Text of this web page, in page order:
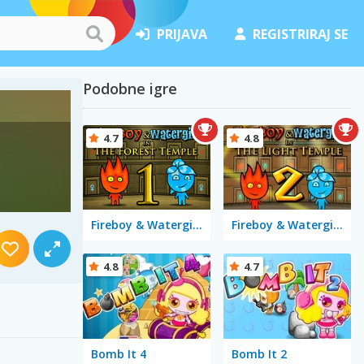
PRIJAVA REGISTRIRAJ SE
Podobne igre
Fireboy & Watergirl in The Forest Temple
4.7
Fireboy & Watergirl 2 in The Light Temple
4.8
Bomb It 4
4.8
Bomb It 2
4.7